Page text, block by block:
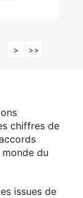
chiffres de
du
issues de
> >>